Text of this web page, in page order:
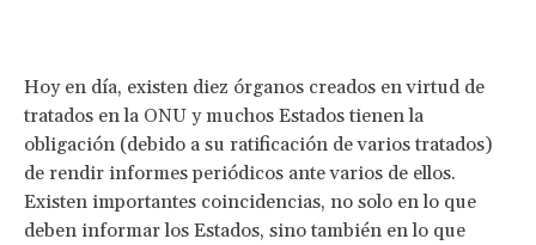
Hoy en día, existen diez órganos creados en virtud de
tratados en la ONU y muchos Estados tienen la
obligación (debido a su ratificación de varios tratados)
de rendir informes periódicos ante varios de ellos.
Existen importantes coincidencias, no solo en lo que
deben informar los Estados, sino también en lo que